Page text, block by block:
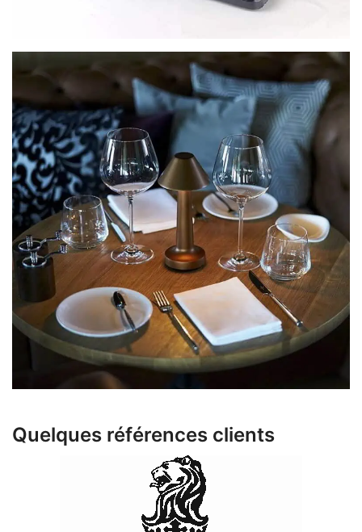
Quelques références clients